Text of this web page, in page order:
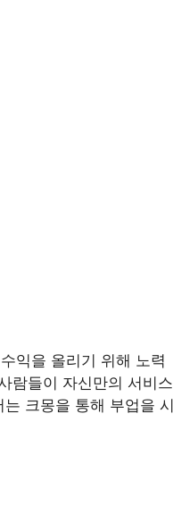
익을 올리기 위해 노력
람들이 자신만의 서비스
크몽을 통해 부업을 시